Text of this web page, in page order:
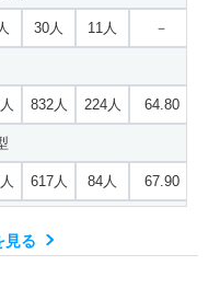
30人 11人 －
832人 224人 64.80
617人 84人 67.90
30人 9人 －
見る